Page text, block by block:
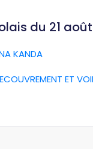
du 21
KANDA
ET